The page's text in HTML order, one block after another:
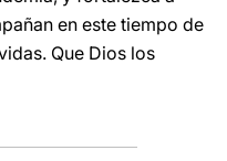
en este tiempo de
Que Dios los